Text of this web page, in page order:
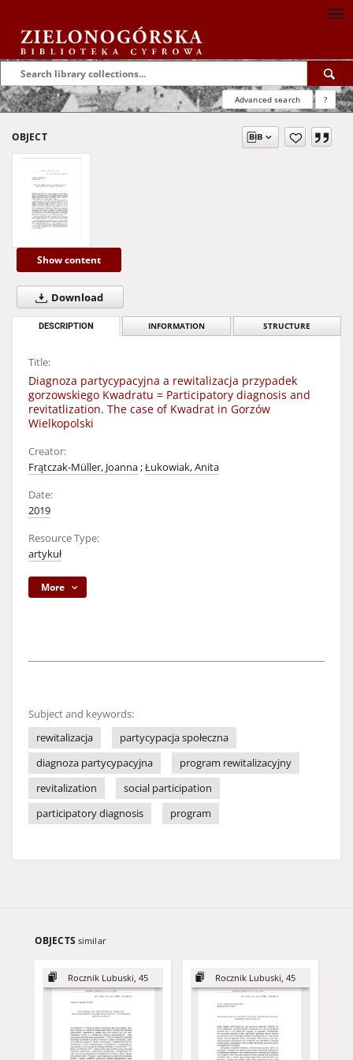
Advanced search ?
OBJECT
Show content
Download
DESCRIPTION INFORMATION STRUCTURE
Title:
Diagnoza partycypacyjna a rewitalizacja przypadek
gorzowskiego Kwadratu = Participatory diagnosis and
revitatlization. The case of Kwadrat in Gorzów
Wielkopolski
Creator:
Frątczak-Müller, Joanna;Łukowiak, Anita
Date:
2019
Resource Type:
artykuł
More
Subject and keywords:
rewitalizacja
partycypacja społeczna
diagnoza partycypacyjna
program rewitalizacyjny
revitalization
social participation
participatory diagnosis
program
OBJECTS similar
Rocznik Lubuski, 45 Rocznik Lubuski, 45